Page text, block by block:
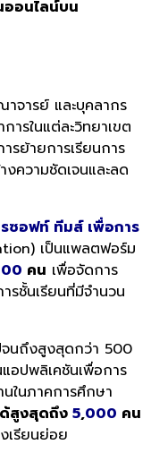
ออนไลน์บน
จารย์ และบุคลากร
ารในแต่ละวิทยาเขต
รย้ายการเรียนการ
ความชัดเจนและลด
รซอฟท์ ทีมส์ เพื่อการ
เป็นแพลตฟอร์ม
คน เพื่อจัดการ
รชั้นเรียนที่มีจำนวน
จนถึงสูงสุดกว่า 500
อปพลิเคชันเพื่อการ
นในภาคการศึกษา
ด้สูงสุดถึง 5,000 คน
เรียนย่อย